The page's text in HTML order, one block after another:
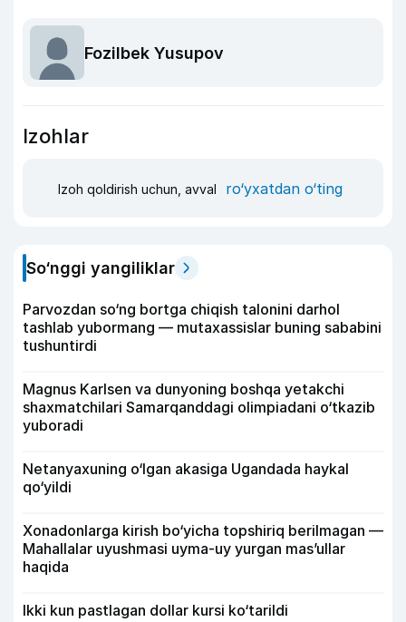
Fozilbek Yusupov
Izohlar
Izoh qoldirish uchun, avval ro‘yxatdan o‘ting
So‘nggi yangiliklar
Parvozdan so‘ng bortga chiqish talonini darhol
tashlab yubormang — mutaxassislar buning sababini
tushuntirdi
Magnus Karlsen va dunyoning boshqa yetakchi
shaxmatchilari Samarqanddagi olimpiadani o‘tkazib
yuboradi
Netanyaxuning o‘lgan akasiga Ugandada haykal
qo‘yildi
Xonadonlarga kirish bo‘yicha topshiriq berilmagan —
Mahallalar uyushmasi uyma-uy yurgan mas’ullar
haqida
Ikki kun pastlagan dollar kursi ko‘tarildi